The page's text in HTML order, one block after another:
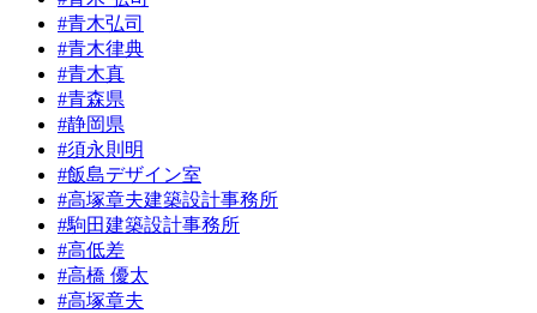
#青木弘司
#青木律典
#青木真
#青森県
#静岡県
#須永則明
#飯島デザイン室
#高塚章夫建築設計事務所
#駒田建築設計事務所
#高低差
#高橋 優太
#高塚章夫